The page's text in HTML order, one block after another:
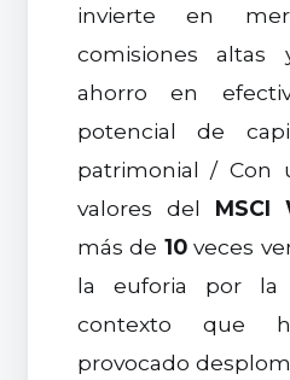
invierte en
comisiones
ahorro en
potencial de
patrimonial / Con
valores del MSCI
más de 10veces
la euforia por la
contexto que
provocado